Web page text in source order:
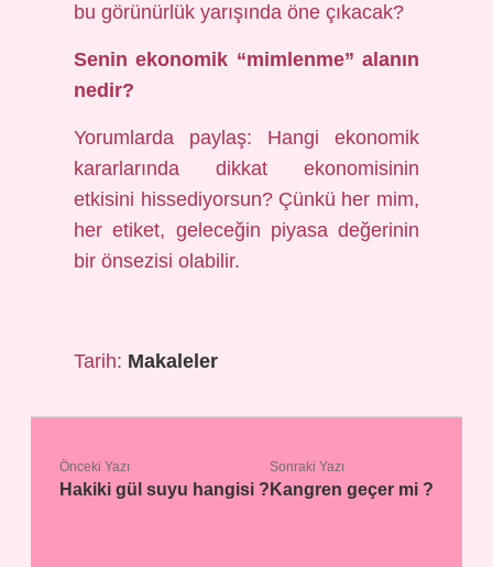
bu görünürlük yarışında öne çıkacak?
Senin ekonomik “mimlenme” alanın
nedir?
Yorumlarda paylaş: Hangi ekonomik
kararlarında dikkat ekonomisinin
etkisini hissediyorsun? Çünkü her mim,
her etiket, geleceğin piyasa değerinin
bir önsezisi olabilir.
Tarih: Makaleler
Önceki Yazı
Hakiki gül suyu hangisi ?
Sonraki Yazı
Kangren geçer mi ?